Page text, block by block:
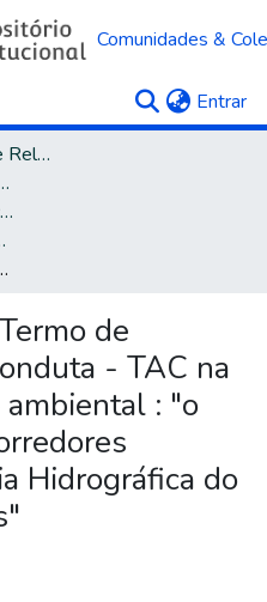
Comunidades &
Entrar
Teses, Dissertações e Relatórios
defendidos na UCS
Programa de Pós-Graduação em Direito
Direito
ecológicos na Bacia Hidrográfica do Rio Taquari- Antas"
de
- TAC na
: "o
Hidrográfica do